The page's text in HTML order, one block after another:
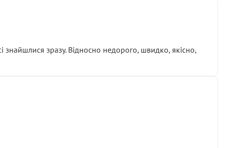
знайшлися зразу. Відносно недорого, швидко, якісно,